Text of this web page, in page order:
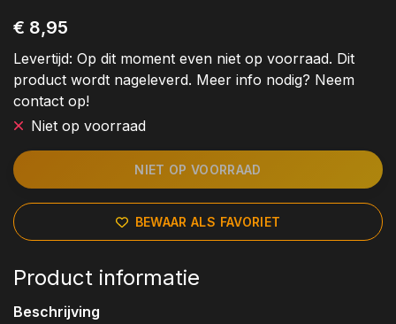
€ 8,95
Levertijd: Op dit moment even niet op voorraad. Dit
product wordt nageleverd. Meer info nodig? Neem
contact op!
Niet op voorraad
NIET OP VOORRAAD
BEWAAR ALS FAVORIET
Product informatie
Beschrijving